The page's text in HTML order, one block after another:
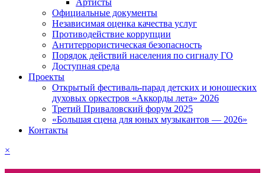
Артисты
Официальные документы
Независимая оценка качества услуг
Противодействие коррупции
Антитеррористическая безопасность
Порядок действий населения по сигналу ГО
Доступная среда
Проекты
Открытый фестиваль-парад детских и юношеских
духовых оркестров «Аккорды лета» 2026
Третий Приваловский форум 2025
«Большая сцена для юных музыкантов — 2026»
Контакты
×